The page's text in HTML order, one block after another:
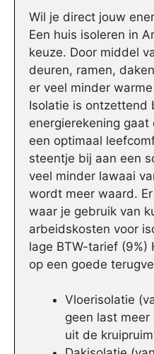
Wil je direct jouw
Een huis isoleren in
keuze. Door middel
deuren, ramen,
er veel minder
Isolatie is ontzettend
energierekening
een optimaal
steentje bij aan een
veel minder lawaai
wordt meer waard.
waar je gebruik van
arbeidskosten voor
lage BTW-tarief (9%)
op een goede
Vloerisolatie
geen last
uit de